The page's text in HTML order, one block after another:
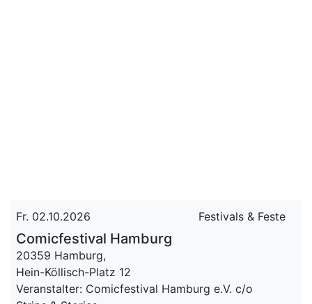
Fr. 02.10.2026 Festivals & Feste
Comicfestival Hamburg
20359 Hamburg,
Hein-Köllisch-Platz 12
Veranstalter: Comic­fest­ival Ham­burg e.V. c/o